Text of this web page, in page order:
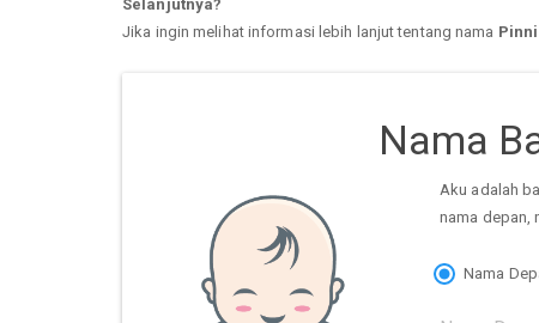
Selanjutnya?
Jika ingin melihat informasi lebih lanjut tentang nama Pinni
Nama
Aku adalah
nama depan,
Nama